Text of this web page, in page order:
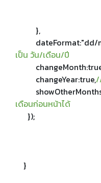
},
dateFormat:"dd/
เป็น วัน/เดือน/ปี
changeYear:true,
เดือนก่อนหน้าได้
});
}